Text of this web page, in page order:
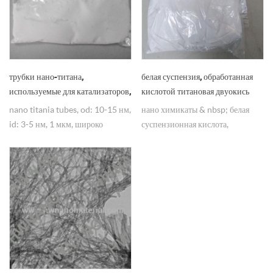
трубки нано-титана,
используемые для катализаторов,
поставщиков титанатных
нанотрубок
nano titania tubes, od: 10-15 нм,
id: 3-5 нм, 1 мкм, широко
белая суспензия, обработанная
кислотой титановая двуокись
титанановой нанотрубки
нано химикаты & nbsp; белая
суспензионная кислота,